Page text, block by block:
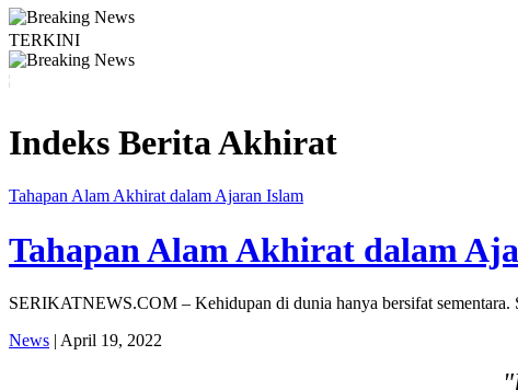
TERKINI
Legislator PKB Kecam Aksi Nirempati Nakes ke Pasien BPJS, Minta Pelaku Diberi
Indeks BeritaAkhirat
Tahapan Alam Akhirat dalam Ajaran Islam
Tahapan Alam Akhirat dalam
SERIKATNEWS.COM – Kehidupan di dunia hanya bersifat sementara.
News | April 19, 2022